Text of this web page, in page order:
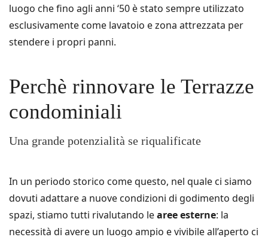
luogo che fino agli anni ‘50 è stato sempre utilizzato
esclusivamente come lavatoio e zona attrezzata per
stendere i propri panni.
Perchè rinnovare le Terrazze
condominiali
Una grande potenzialità se riqualificate
In un periodo storico come questo, nel quale ci siamo
dovuti adattare a nuove condizioni di godimento degli
spazi, stiamo tutti rivalutando learee esterne: la
necessità di avere un luogo ampio e vivibile all’aperto ci